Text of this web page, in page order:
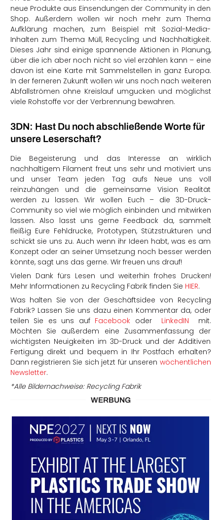
neue Produkte aus Einsendungen der Community in den
Shop. Außerdem wollen wir noch mehr zum Thema
Aufklärung machen, zum Beispiel mit Sozial-Media-
Inhalten zum Thema Müll, Recycling und Nachhaltigkeit.
Dieses Jahr sind einige spannende Aktionen in Planung,
über die ich aber noch nicht so viel erzählen kann – eine
davon ist eine Karte mit Sammelstellen in ganz Europa.
In der ferneren Zukunft wollen wir uns noch nach weiteren
Abfallströmen ohne Kreislauf umgucken und möglichst
viele Rohstoffe vor der Verbrennung bewahren.
3DN: Hast Du noch abschließende Worte für
unsere Leserschaft?
Die Begeisterung und das Interesse an wirklich
nachhaltigem Filament freut uns sehr und motiviert uns
und unser Team jeden Tag aufs Neue uns voll
reinzuhängen und die gemeinsame Vision Realität
werden zu lassen. Wir wollen Euch – die 3D-Druck-
Community so viel wie möglich einbinden und mitwirken
lassen. Also lasst uns gerne Feedback da, sammelt
fleißig Eure Fehldrucke, Prototypen, Stützstrukturen und
schickt sie uns zu. Auch wenn ihr Ideen habt, was es am
Konzept oder an seiner Umsetzung noch besser werden
könnte, sagt uns das gerne. Wir freuen uns drauf!
Vielen Dank fürs Lesen und weiterhin frohes Drucken!
Mehr Informationen zu Recycling Fabrik finden Sie HIER.
Was halten Sie von der Geschäftsidee von Recycling
Fabrik? Lassen Sie uns dazu einen Kommentar da, oder
teilen Sie es uns auf Facebook oder LinkedIN mit.
Möchten Sie außerdem eine Zusammenfassung der
wichtigsten Neuigkeiten im 3D-Druck und der Additiven
Fertigung direkt und bequem in Ihr Postfach erhalten?
Dann registrieren Sie sich jetzt für unseren wöchentlichen
Newsletter.
*Alle Bildernachweise: Recycling Fabrik
WERBUNG